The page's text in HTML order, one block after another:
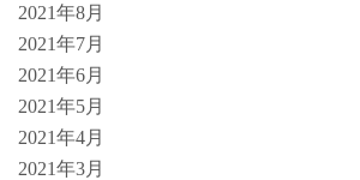
2021年8月
2021年7月
2021年6月
2021年5月
2021年4月
2021年3月